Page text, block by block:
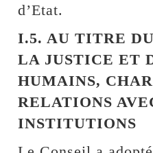
d’Etat.
I.5. AU TITRE
LA JUSTICE ET
HUMAINS,
RELATIONS
INSTITUTIONS